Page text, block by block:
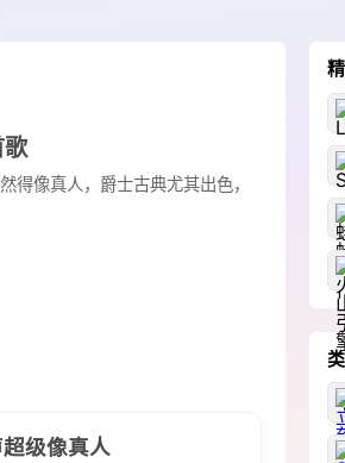
得像真人，爵士古典尤其出色，
级像真人